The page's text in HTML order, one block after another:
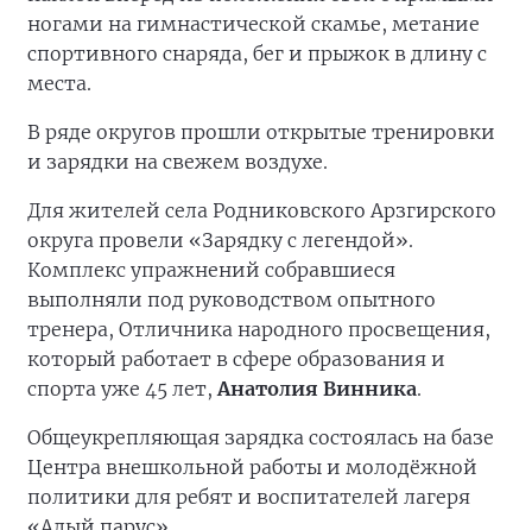
ногами на гимнастической скамье, метание
спортивного снаряда, бег и прыжок в длину с
места.
В ряде округов прошли открытые тренировки
и зарядки на свежем воздухе.
Для жителей села Родниковского Арзгирского
округа провели «Зарядку с легендой».
Комплекс упражнений собравшиеся
выполняли под руководством опытного
тренера, Отличника народного просвещения,
который работает в сфере образования и
спорта уже 45 лет, Анатолия Винника.
Общеукрепляющая зарядка состоялась на базе
Центра внешкольной работы и молодёжной
политики для ребят и воспитателей лагеря